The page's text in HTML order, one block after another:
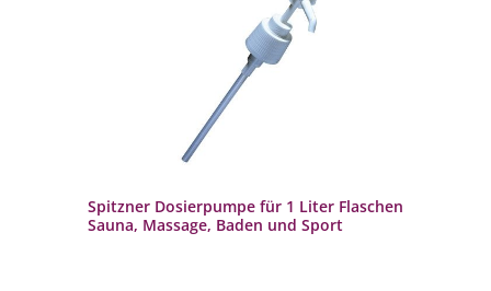
Spitzner Dosierpumpe für 1 Liter Flaschen
Sauna, Massage, Baden und Sport